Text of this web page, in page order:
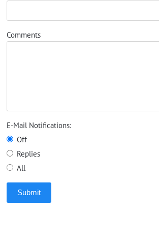
Comments
E-Mail Notifications:
Off
Replies
All
Submit